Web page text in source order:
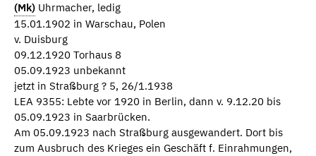
(Mk) Uhrmacher, ledig
15.01.1902 in Warschau, Polen
v. Duisburg
09.12.1920 Torhaus 8
05.09.1923 unbekannt
jetzt in Straßburg ? 5, 26/1.1938
LEA 9355: Lebte vor 1920 in Berlin, dann v. 9.12.20 bis
05.09.1923 in Saarbrücken.
Am 05.09.1923 nach Straßburg ausgewandert. Dort bis
zum Ausbruch des Krieges ein Geschäft f. Einrahmungen,